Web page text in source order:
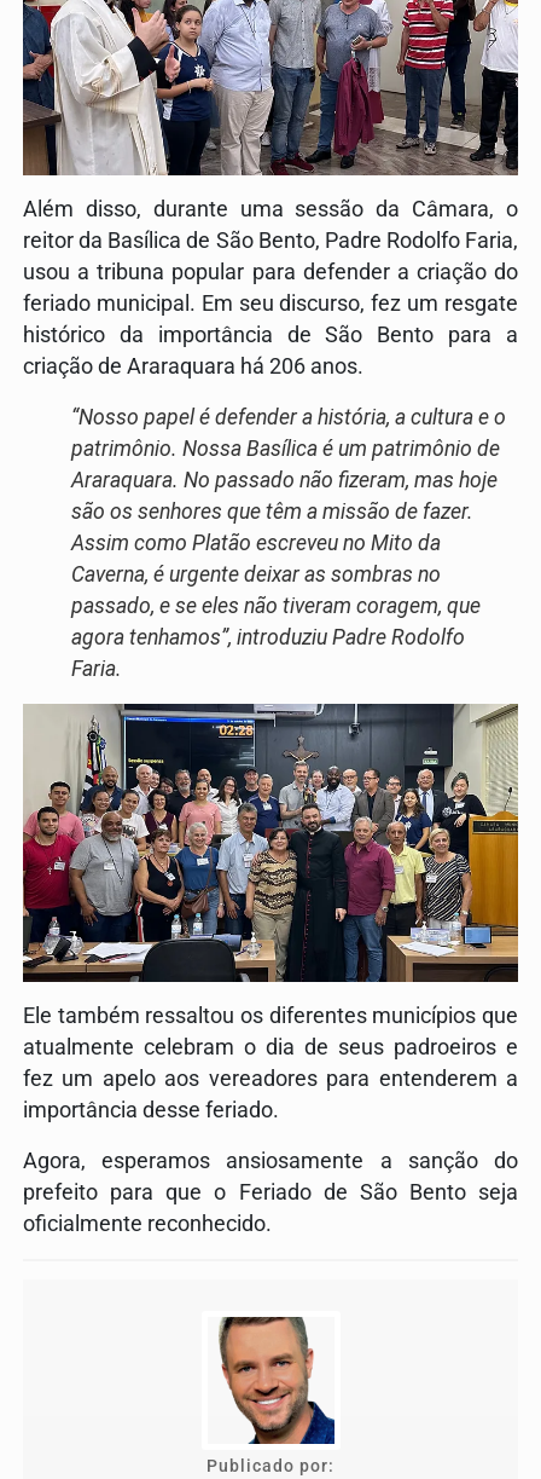
Além disso, durante uma sessão da Câmara, o
reitor da Basílica de São Bento, Padre Rodolfo Faria,
usou a tribuna popular para defender a criação do
feriado municipal. Em seu discurso, fez um resgate
histórico da importância de São Bento para a
criação de Araraquara há 206 anos.
“Nosso papel é defender a história, a cultura e o
patrimônio. Nossa Basílica é um patrimônio de
Araraquara. No passado não fizeram, mas hoje
são os senhores que têm a missão de fazer.
Assim como Platão escreveu no Mito da
Caverna, é urgente deixar as sombras no
passado, e se eles não tiveram coragem, que
agora tenhamos”, introduziu Padre Rodolfo
Faria.
Ele também ressaltou os diferentes municípios que
atualmente celebram o dia de seus padroeiros e
fez um apelo aos vereadores para entenderem a
importância desse feriado.
Agora, esperamos ansiosamente a sanção do
prefeito para que o Feriado de São Bento seja
oficialmente reconhecido.
Publicado por: